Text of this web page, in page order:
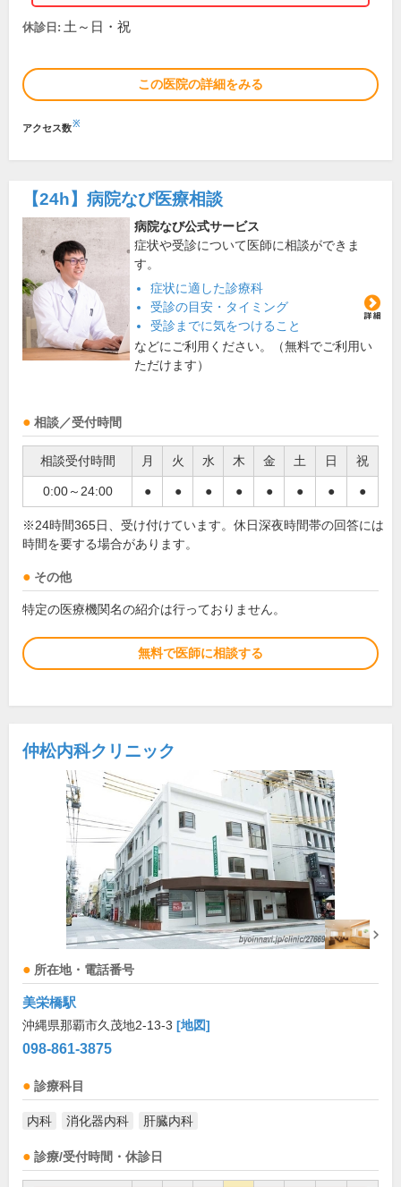
休診日: 土～日・祝
この医院の詳細をみる
アクセス数※
【24h】 病院なび医療相談
病院なび公式サービス
症状や受診について医師に相談ができま
す。
症状に適した診療科
受診の目安・タイミング
受診までに気をつけること
などにご利用ください。（無料でご利用い
ただけます）
相談／受付時間
相談受付時間 月 火 水 木 金 土 日 祝
0:00～24:00 ● ● ● ● ● ● ● ●
※24時間365日、受け付けています。休日深夜時間帯の回答には
時間を要する場合があります。
その他
特定の医療機関名の紹介は行っておりません。
無料で医師に相談する
仲松内科クリニック
所在地・電話番号
美栄橋駅
沖縄県那覇市久茂地2-13-3 [地図]
098-861-3875
診療科目
内科 消化器内科 肝臓内科
診療/受付時間・休診日